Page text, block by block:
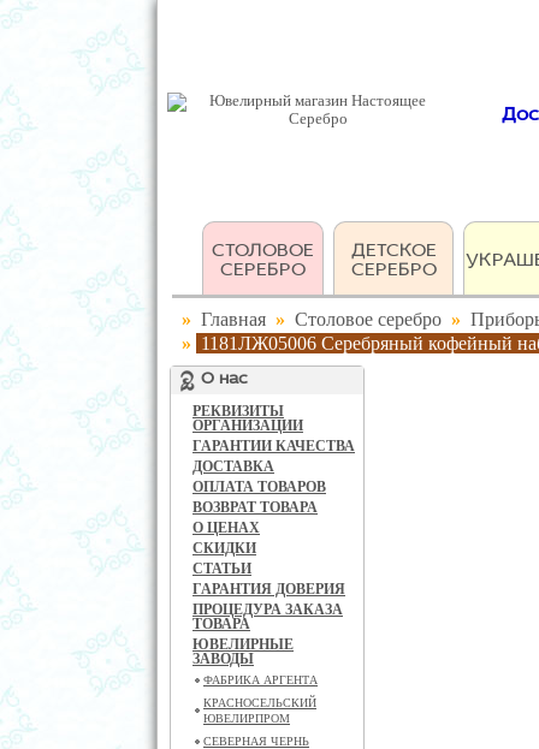
СТОЛОВОЕ
СЕРЕБРО
ДЕТСКОЕ
СЕРЕБРО
» Главная » Столовое серебро »
» 1181ЛЖ05006 Серебряный кофейный
О нас
РЕКВИЗИТЫ
ОРГАНИЗАЦИИ
ГАРАНТИИ КАЧЕСТВА
ДОСТАВКА
ОПЛАТА ТОВАРОВ
ВОЗВРАТ ТОВАРА
О ЦЕНАХ
СКИДКИ
СТАТЬИ
ГАРАНТИЯ ДОВЕРИЯ
ПРОЦЕДУРА ЗАКАЗА
ТОВАРА
ЮВЕЛИРНЫЕ
ЗАВОДЫ
ФАБРИКА АРГЕНТА
КРАСНОСЕЛЬСКИЙ
ЮВЕЛИРПРОМ
СЕВЕРНАЯ ЧЕРНЬ